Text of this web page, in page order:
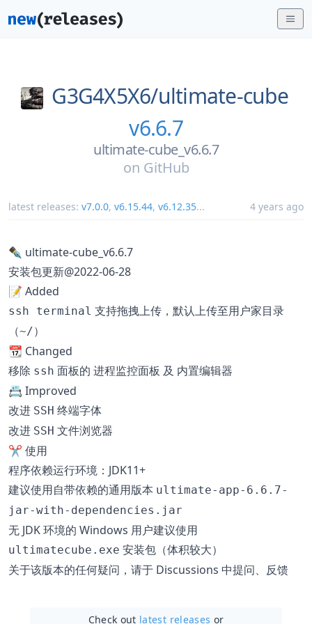
G3G4X5X6/ultimate-cube
v6.6.7
ultimate-cube_v6.6.7
on GitHub
latest releases: v7.0.0, v6.15.44, v6.12.35... 4 years ago
✒️ ultimate-cube_v6.6.7
安装包更新@2022-06-28
📝 Added
ssh terminal 支持拖拽上传，默认上传至用户家目录
（~/）
📆 Changed
移除 ssh 面板的 进程监控面板 及 内置编辑器
📇 Improved
改进 SSH 终端字体
改进 SSH 文件浏览器
✂️ 使用
程序依赖运行环境：JDK11+
建议使用自带依赖的通用版本 ultimate-app-6.6.7-
jar-with-dependencies.jar
无 JDK 环境的 Windows 用户建议使用
ultimatecube.exe 安装包（体积较大）
关于该版本的任何疑问，请于 Discussions 中提问、反馈
Check out latest releases or